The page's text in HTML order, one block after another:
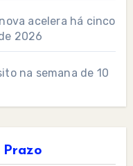
acelera há cinco
2026
na semana de 10
Prazo